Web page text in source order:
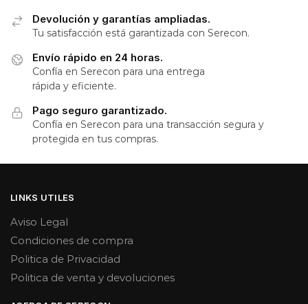
Devolución y garantías ampliadas.
Tu satisfacción está garantizada con Serecon.
Envío rápido en 24 horas.
Confía en Serecon para una entrega
rápida y eficiente.
Pago seguro garantizado.
Confía en Serecon para una transacción segura y
protegida en tus compras.
LINKS UTILES
Aviso Legal
Condiciones de compra
Politica de Privacidad
Politica de venta y devoluciones